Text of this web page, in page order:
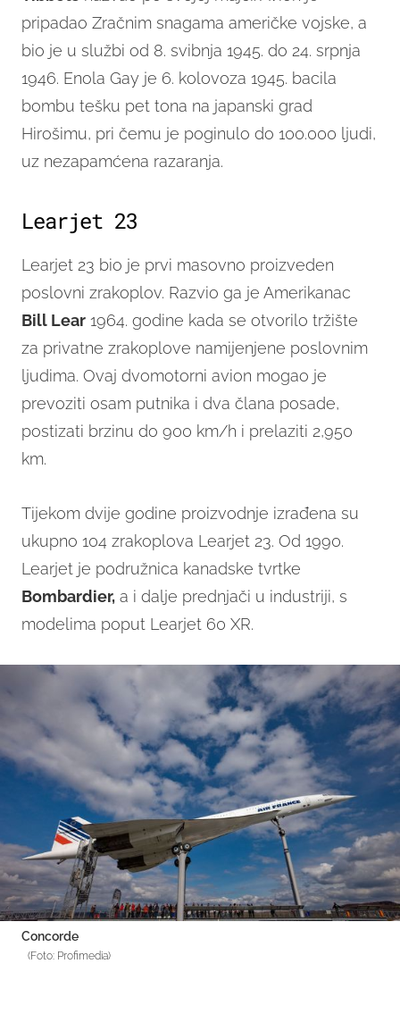
pripadao Zračnim snagama američke vojske, a
bio je u službi od 8. svibnja 1945. do 24. srpnja
1946. Enola Gay je 6. kolovoza 1945. bacila
bombu tešku pet tona na japanski grad
Hirošimu, pri čemu je poginulo do 100.000 ljudi,
uz nezapamćena razaranja.
Learjet 23
Learjet 23 bio je prvi masovno proizveden
poslovni zrakoplov. Razvio ga je Amerikanac
Bill Lear 1964. godine kada se otvorilo tržište
za privatne zrakoplove namijenjene poslovnim
ljudima. Ovaj dvomotorni avion mogao je
prevoziti osam putnika i dva člana posade,
postizati brzinu do 900 km/h i prelaziti 2,950
km.
Tijekom dvije godine proizvodnje izrađena su
ukupno 104 zrakoplova Learjet 23. Od 1990.
Learjet je podružnica kanadske tvrtke
Bombardier, a i dalje prednjači u industriji, s
modelima poput Learjet 60 XR.
Concorde
(Foto: Profimedia)